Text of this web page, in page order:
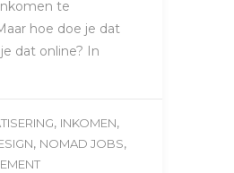
te
hoe doe je dat
dat online? In
, INKOMEN,
, NOMAD JOBS,